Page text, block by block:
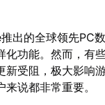
出的全球领先PC
化功能。然而，有
新受阻，极大影响
说都非常重要。